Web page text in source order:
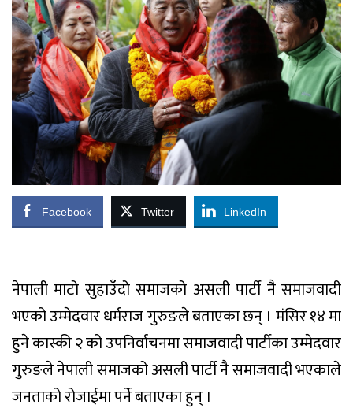
Facebook Twitter LinkedIn
नेपाली माटो सुहाउँदो समाजको असली पार्टी नै समाजवादी
भएको उम्मेदवार धर्मराज गुरुङले बताएका छन् । मंसिर १४ मा
हुने कास्की २ को उपनिर्वाचनमा समाजवादी पार्टीका उम्मेदवार
गुरुङले नेपाली समाजको असली पार्टी नै समाजवादी भएकाले
जनताको रोजाईमा पर्ने बताएका हुन् ।